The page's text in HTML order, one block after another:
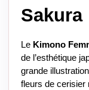
Sakura
Le Kimono
de l’esthétique
grande
fleurs de cerisier